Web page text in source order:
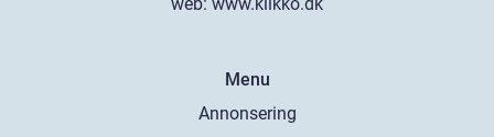
Menu
Annonsering